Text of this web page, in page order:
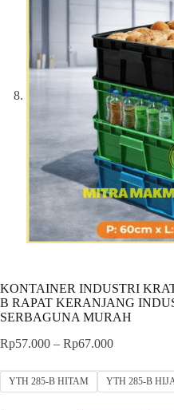
KONTAINER INDUSTRI
B RAPAT KERANJANG
SERBAGUNA MURAH
Rp57.000 – Rp67.000Price
Rp57.000
through
YTH 285-B HITAM YTH 285-B